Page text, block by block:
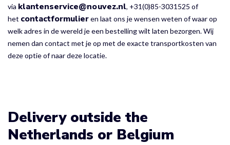
via klantenservice@nouvez.nl, +31(0)85-3031525 of
het contactformulieren laat ons je wensen weten of waar op
welk adres in de wereld je een bestelling wilt laten bezorgen. Wij
nemen dan contact met je op met de exacte transportkosten van
deze optie of naar deze locatie.
Delivery outside the
Netherlands or Belgium